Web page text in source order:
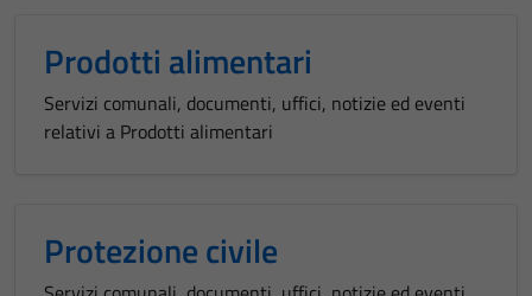
Prodotti alimentari
Servizi comunali, documenti, uffici, notizie ed eventi
relativi a Prodotti alimentari
Protezione civile